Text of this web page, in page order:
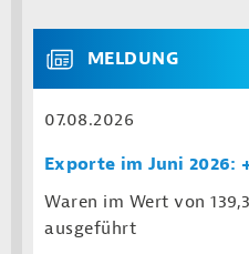
MELDUNG
07.08.2026
Exporte im Juni 2026:
Waren im Wert von
ausgeführt